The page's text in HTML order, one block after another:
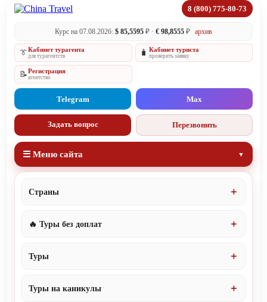
8 (800) 775-80-73
Курс на 07.08.2026: $ 85,5595 ₽ · € 98,8555 ₽ архив
👔Кабинет турагента
для турагентств 🧳 Кабинет туриста
проверить заявку
📝Регистрация
агентство
Telegram Max
Задать вопрос Перезвонить
☰ Меню сайта
Страны
🔥 Туры без доплат
Туры
Туры на каникулы